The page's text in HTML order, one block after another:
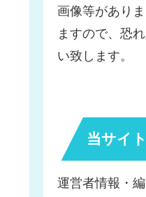
画像等があり
ますので、恐
い致します。
当サイ
運営者情報・